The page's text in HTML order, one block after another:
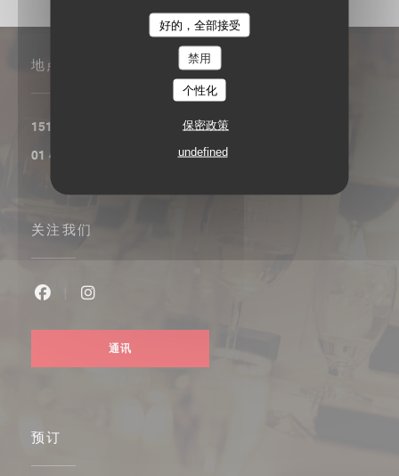
好的，全部接受
禁用
个性化
保密政策
undefined
地点
151, boulevard Saint-Germain 75006 Paris
01 45 48 53 91
关注我们
通讯
预订